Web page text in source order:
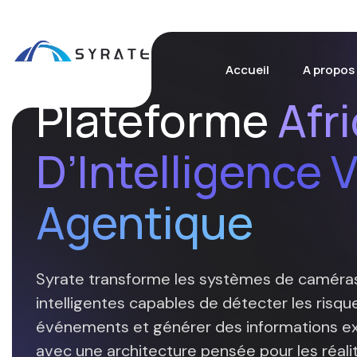
Accueil A propos
Plateforme
D’Intelligence
Agentique
Syrate transforme les systèmes de
intelligentes capables de détecter les
événements et générer des informations
avec une architecture pensée pour les